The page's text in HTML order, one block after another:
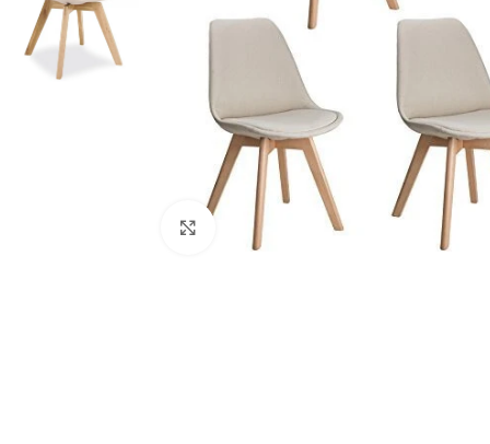
Click to enlarge